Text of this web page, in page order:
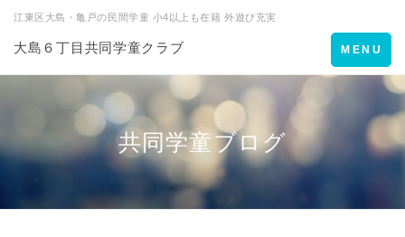
江東区大島・亀戸の民間学童 小4以上も在籍 外遊び充実
大島６丁目共同学童クラブ
Toggle
navigation
MENU
共同学童ブログ